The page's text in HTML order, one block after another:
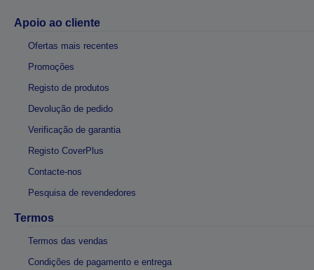
Apoio ao cliente
Ofertas mais recentes
Promoções
Registo de produtos
Devolução de pedido
Verificação de garantia
Registo CoverPlus
Contacte-nos
Pesquisa de revendedores
Termos
Termos das vendas
Condições de pagamento e entrega